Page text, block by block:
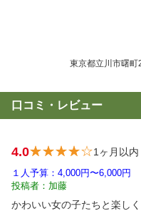
東京都立川市曙
口コミ・レビュー
4.0 1ヶ月以内
１人予算：4,000円〜6,000円
投稿者：加藤
かわいい女の子たちと楽し